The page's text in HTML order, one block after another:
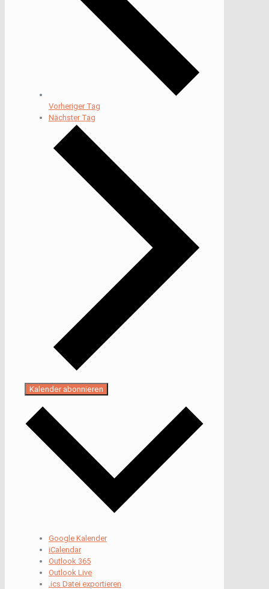
Vorheriger Tag
Nächster Tag
Kalender abonnieren
Google Kalender
iCalendar
Outlook 365
Outlook Live
.ics Datei exportieren